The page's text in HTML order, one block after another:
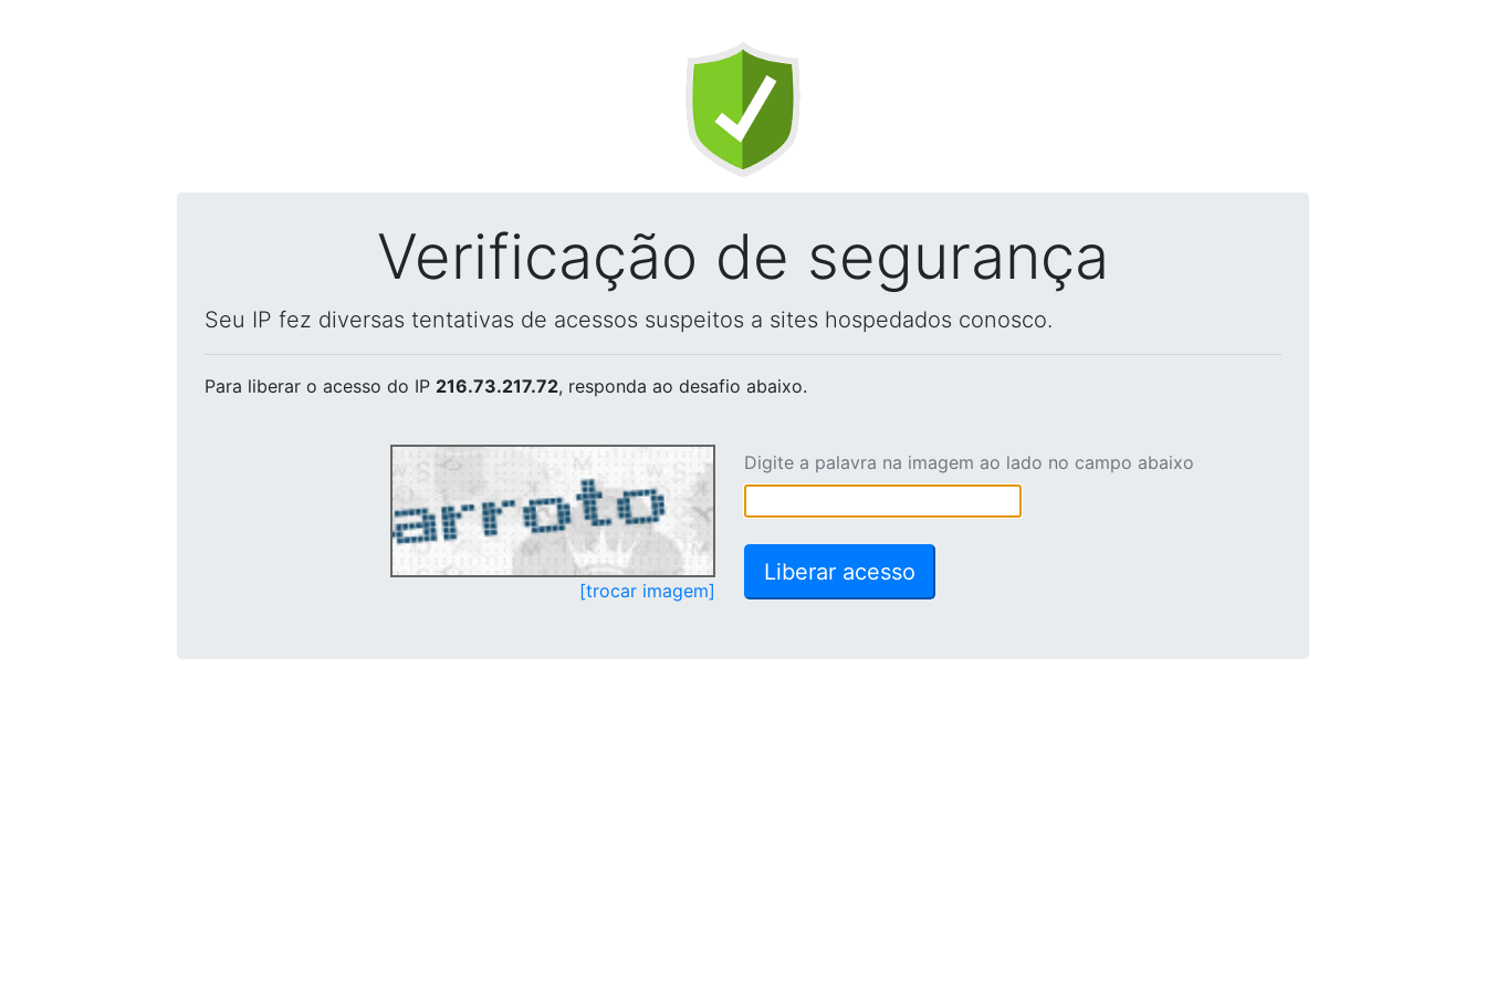
Verificação de segurança
Seu IP fez diversas tentativas de acessos suspeitos a sites hospedados conosco.
Para liberar o acesso do IP 216.73.217.72, responda ao desafio abaixo.
[trocar imagem]
Digite a palavra na imagem ao lado no campo abaixo